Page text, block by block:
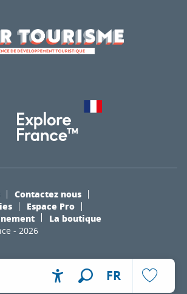
FR
- 2026
Contactez nous
Espace Pro
La boutique